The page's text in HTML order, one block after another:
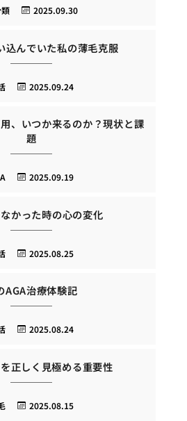
2025.09.30
込んでいた私の薄毛克服
2025.09.24
、いつか来るのか？現状と課
題
2025.09.19
かった時の心の変化
2025.08.25
AGA治療体験記
2025.08.24
正しく見極める重要性
2025.08.15